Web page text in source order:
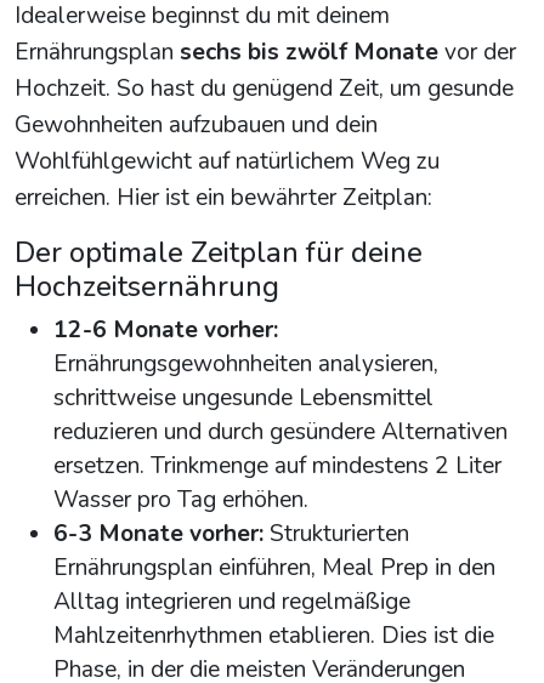
Idealerweise beginnst du mit deinem
Ernährungsplan sechs bis zwölf Monatevor der
Hochzeit. So hast du genügend Zeit, um gesunde
Gewohnheiten aufzubauen und dein
Wohlfühlgewicht auf natürlichem Weg zu
erreichen. Hier ist ein bewährter Zeitplan:
Der optimale Zeitplan für deine
Hochzeitsernährung
12-6 Monate vorher:
Ernährungsgewohnheiten analysieren,
schrittweise ungesunde Lebensmittel
reduzieren und durch gesündere Alternativen
ersetzen. Trinkmenge auf mindestens 2 Liter
Wasser pro Tag erhöhen.
6-3 Monate vorher: Strukturierten
Ernährungsplan einführen, Meal Prep in den
Alltag integrieren und regelmäßige
Mahlzeitenrhythmen etablieren. Dies ist die
Phase, in der die meisten Veränderungen